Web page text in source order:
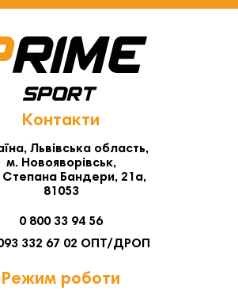
Бігові доріжки DelSport
Бігові доріжки Body Sculpture
Контакти
Львівська область,
м. Новояворівськ,
Степана Бандери, 21а,
81053
0 800 33 94 56
332 67 02 ОПТ/ДРОП
Режим роботи